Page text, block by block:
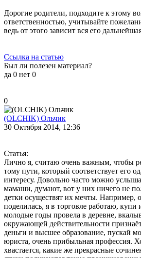
Дорогие родители, подходите к этому
ответственностью, учитывайте
ведь от этого зависит вся его
Ссылка на статью
Был ли полезен материал?
да 0 нет 0
0
(OLCHIK) Ольчик
30 Октября 2014, 12:36
Статья:
Лично я, считаю очень важным, чтобы
тому пути, который соответствует его
интересу. Довольно часто можно
мамаши, думают, вот у них ничего не
детки осуществят их мечты. Например,
поделилась, я в торговле работаю, купи
молодые годы провела в деревне,
окружающей действительности
деньги и высшее образование, пускай
юриста, очень прибыльная профессия.
хвастается, какие же прекрасные